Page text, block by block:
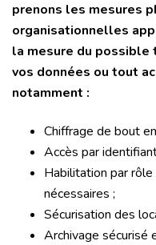
prenons les mesures
organisationnelles
la mesure du
vos données ou tout
notamment :
Chiffrage de bout
Accès par
Habilitation par
nécessaires ;
Sécurisation des
Archivage sécurisé